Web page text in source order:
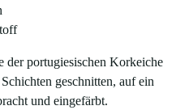
der portugiesischen Korkeiche
geschnitten, auf ein
und eingefärbt.